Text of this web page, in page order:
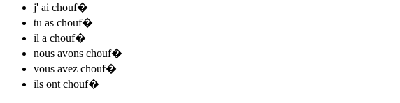
j' ai chouf�
tu as chouf�
il a chouf�
nous avons chouf�
vous avez chouf�
ils ont chouf�